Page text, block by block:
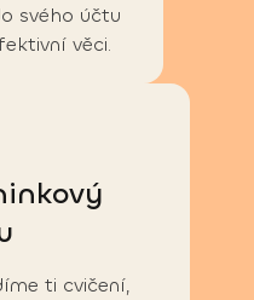
svého účtu
věci.
ti cvičení,